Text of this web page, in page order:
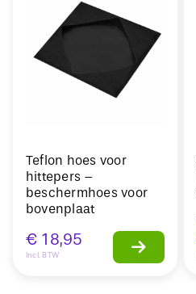
Teflon hoes voor
hittepers –
beschermhoes voor
bovenplaat
€ 18,95
Incl. BTW